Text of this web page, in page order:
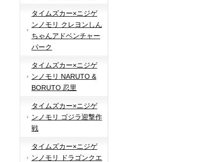
タイムズカー×ニジゲ
ンノモリ クレヨンしん
ちゃんアドベンチャー
パーク
タイムズカー×ニジゲ
ンノモリ NARUTO &
BORUTO 忍里
タイムズカー×ニジゲ
ンノモリ ゴジラ迎撃作
戦
タイムズカー×ニジゲ
ンノモリ ドラゴンクエ